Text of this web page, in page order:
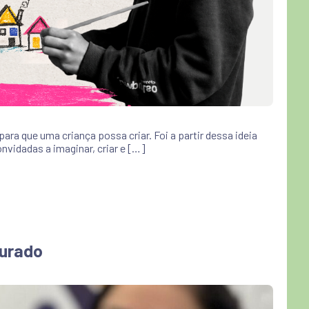
que uma criança possa criar. Foi a partir dessa ideia
a imaginar, criar e […]